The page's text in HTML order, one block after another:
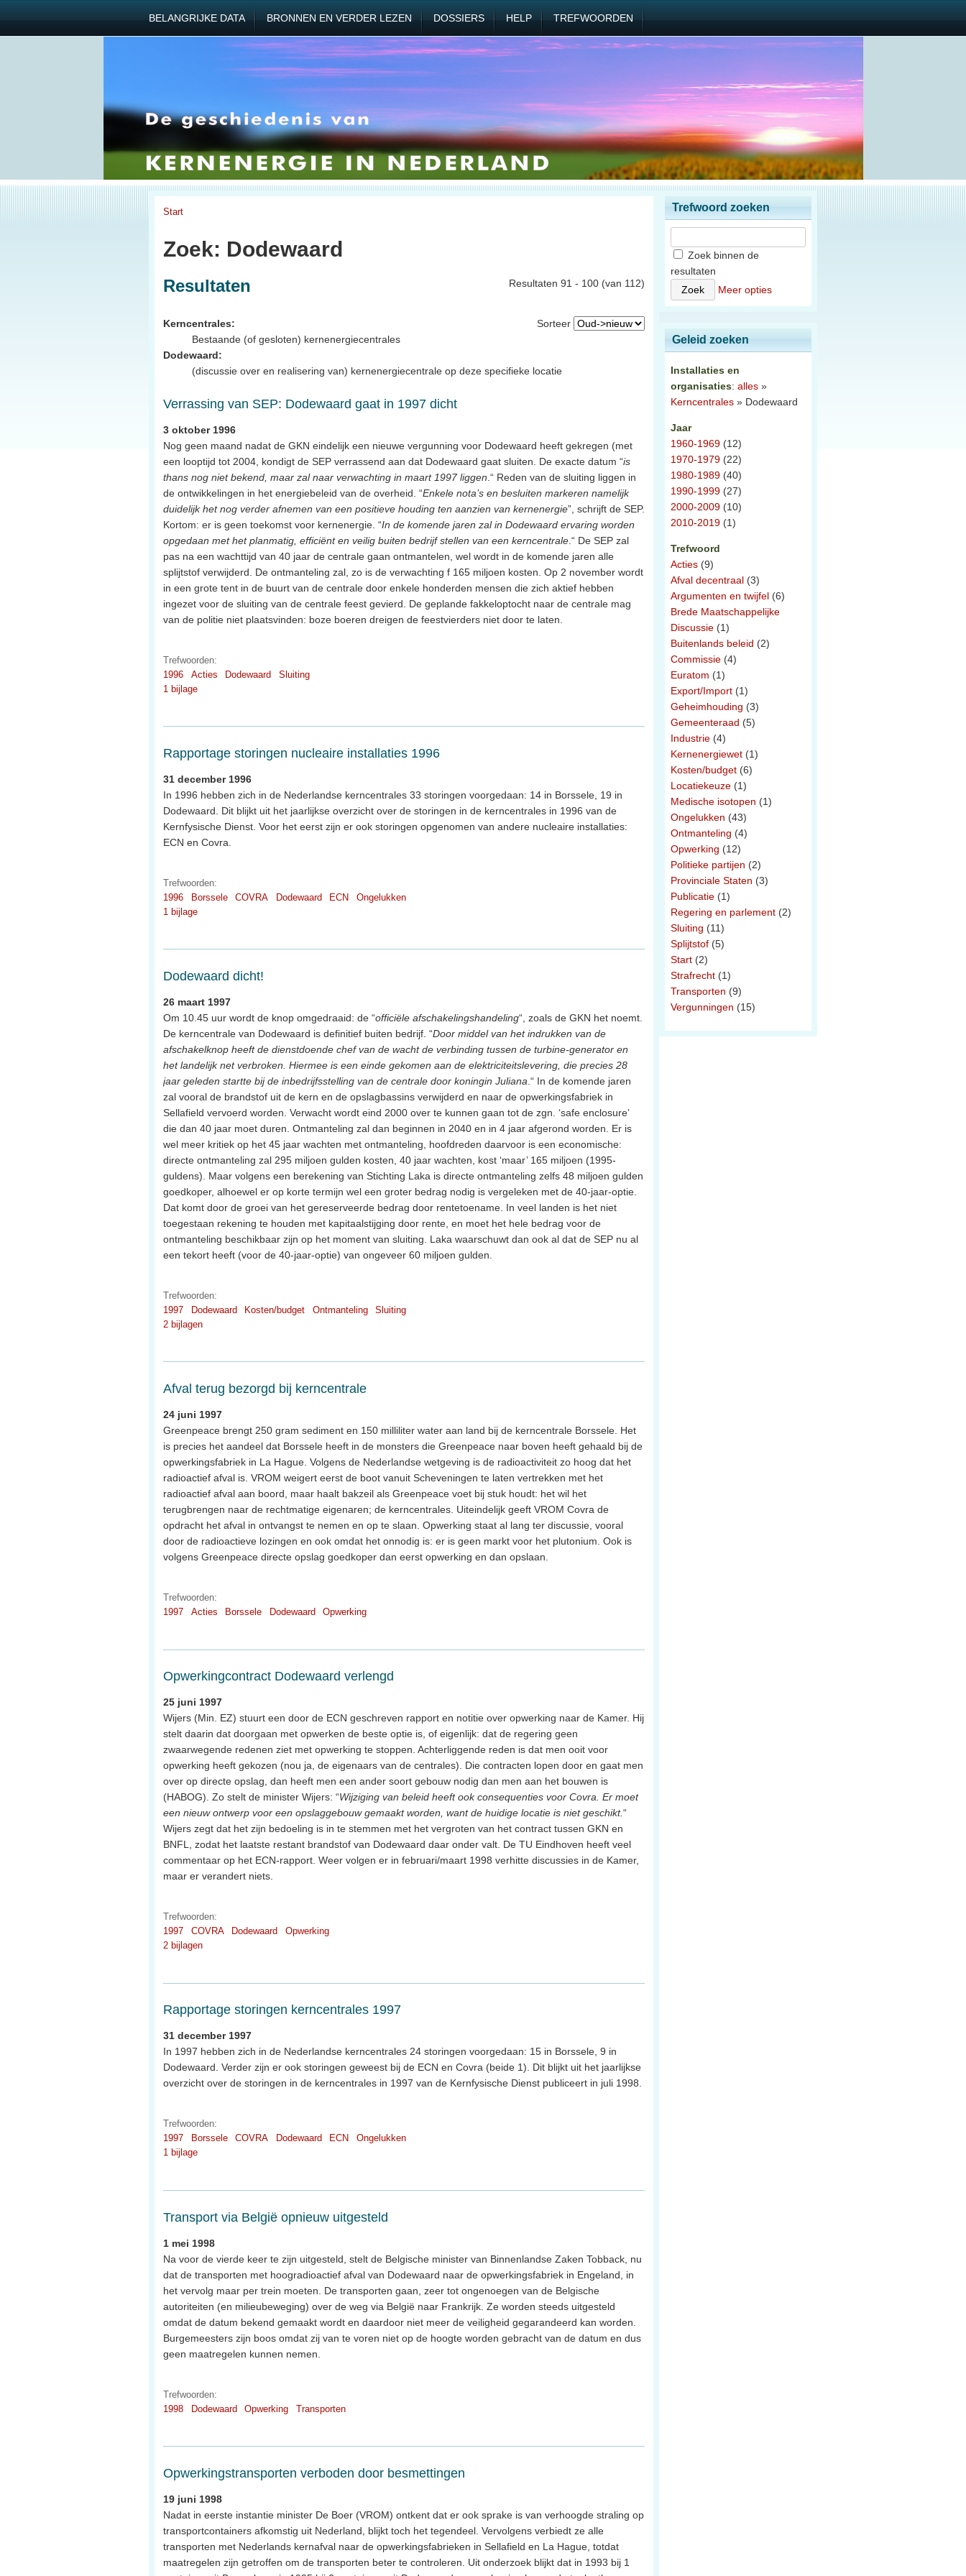
BELANGRIJKE DATA BRONNEN EN VERDER LEZEN DOSSIERS HELP TREFWOORDEN
Start
Zoek: Dodewaard
Resultaten 91 - 100 (van 112)
Resultaten
Sorteer
Kerncentrales:
Bestaande (of gesloten) kernenergiecentrales
Dodewaard:
(discussie over en realisering van) kernenergiecentrale op deze specifieke locatie
Verrassing van SEP: Dodewaard gaat in 1997 dicht
3 oktober 1996
Nog geen maand nadat de GKN eindelijk een nieuwe vergunning voor Dodewaard heeft gekregen (met
een looptijd tot 2004, kondigt de SEP verrassend aan dat Dodewaard gaat sluiten. De exacte datum “is
thans nog niet bekend, maar zal naar verwachting in maart 1997 liggen .“ Reden van de sluiting liggen in
de ontwikkelingen in het energiebeleid van de overheid. “Enkele nota’s en besluiten markeren namelijk
duidelijk het nog verder afnemen van een positieve houding ten aanzien van kernenergie”, schrijft de SEP.
Kortom: er is geen toekomst voor kernenergie. “In de komende jaren zal in Dodewaard ervaring worden
opgedaan met het planmatig, efficiënt en veilig buiten bedrijf stellen van een kerncentrale .“ De SEP zal
pas na een wachttijd van 40 jaar de centrale gaan ontmantelen, wel wordt in de komende jaren alle
splijtstof verwijderd. De ontmanteling zal, zo is de verwachting f 165 miljoen kosten. Op 2 november wordt
in een grote tent in de buurt van de centrale door enkele honderden mensen die zich aktief hebben
ingezet voor de sluiting van de centrale feest gevierd. De geplande fakkeloptocht naar de centrale mag
van de politie niet plaatsvinden: boze boeren dreigen de feestvierders niet door te laten.
Trefwoorden:
1996
Acties Dodewaard
Sluiting
1 bijlage
Rapportage storingen nucleaire installaties 1996
31 december 1996
In 1996 hebben zich in de Nederlandse kerncentrales 33 storingen voorgedaan: 14 in Borssele, 19 in
Dodewaard. Dit blijkt uit het jaarlijkse overzicht over de storingen in de kerncentrales in 1996 van de
Kernfysische Dienst. Voor het eerst zijn er ook storingen opgenomen van andere nucleaire installaties:
ECN en Covra.
Trefwoorden:
1996
Borssele COVRA Dodewaard ECN
Ongelukken
1 bijlage
Dodewaard dicht!
26 maart 1997
Om 10.45 uur wordt de knop omgedraaid: de “officiële afschakelingshandeling“, zoals de GKN het noemt.
De kerncentrale van Dodewaard is definitief buiten bedrijf. “Door middel van het indrukken van de
afschakelknop heeft de dienstdoende chef van de wacht de verbinding tussen de turbine-generator en
het landelijk net verbroken. Hiermee is een einde gekomen aan de elektriciteitslevering, die precies 28
jaar geleden startte bij de inbedrijfsstelling van de centrale door koningin Juliana .“ In de komende jaren
zal vooral de brandstof uit de kern en de opslagbassins verwijderd en naar de opwerkingsfabriek in
Sellafield vervoerd worden. Verwacht wordt eind 2000 over te kunnen gaan tot de zgn. ‘safe enclosure’
die dan 40 jaar moet duren. Ontmanteling zal dan beginnen in 2040 en in 4 jaar afgerond worden. Er is
wel meer kritiek op het 45 jaar wachten met ontmanteling, hoofdreden daarvoor is een economische:
directe ontmanteling zal 295 miljoen gulden kosten, 40 jaar wachten, kost ‘maar’ 165 miljoen (1995-
guldens). Maar volgens een berekening van Stichting Laka is directe ontmanteling zelfs 48 miljoen gulden
goedkoper, alhoewel er op korte termijn wel een groter bedrag nodig is vergeleken met de 40-jaar-optie.
Dat komt door de groei van het gereserveerde bedrag door rentetoename. In veel landen is het niet
toegestaan rekening te houden met kapitaalstijging door rente, en moet het hele bedrag voor de
ontmanteling beschikbaar zijn op het moment van sluiting. Laka waarschuwt dan ook al dat de SEP nu al
een tekort heeft (voor de 40-jaar-optie) van ongeveer 60 miljoen gulden.
Trefwoorden:
1997
Dodewaard Kosten/budget Ontmanteling
Sluiting
2 bijlagen
Afval terug bezorgd bij kerncentrale
24 juni 1997
Greenpeace brengt 250 gram sediment en 150 milliliter water aan land bij de kerncentrale Borssele. Het
is precies het aandeel dat Borssele heeft in de monsters die Greenpeace naar boven heeft gehaald bij de
opwerkingsfabriek in La Hague. Volgens de Nederlandse wetgeving is de radioactiviteit zo hoog dat het
radioactief afval is. VROM weigert eerst de boot vanuit Scheveningen te laten vertrekken met het
radioactief afval aan boord, maar haalt bakzeil als Greenpeace voet bij stuk houdt: het wil het
terugbrengen naar de rechtmatige eigenaren; de kerncentrales. Uiteindelijk geeft VROM Covra de
opdracht het afval in ontvangst te nemen en op te slaan. Opwerking staat al lang ter discussie, vooral
door de radioactieve lozingen en ook omdat het onnodig is: er is geen markt voor het plutonium. Ook is
volgens Greenpeace directe opslag goedkoper dan eerst opwerking en dan opslaan.
Trefwoorden:
1997
Acties Borssele Dodewaard Opwerking
Opwerkingcontract Dodewaard verlengd
25 juni 1997
Wijers (Min. EZ) stuurt een door de ECN geschreven rapport en notitie over opwerking naar de Kamer. Hij
stelt daarin dat doorgaan met opwerken de beste optie is, of eigenlijk: dat de regering geen
zwaarwegende redenen ziet met opwerking te stoppen. Achterliggende reden is dat men ooit voor
opwerking heeft gekozen (nou ja, de eigenaars van de centrales). Die contracten lopen door en gaat men
over op directe opslag, dan heeft men een ander soort gebouw nodig dan men aan het bouwen is
(HABOG). Zo stelt de minister Wijers: “Wijziging van beleid heeft ook consequenties voor Covra. Er moet
een nieuw ontwerp voor een opslaggebouw gemaakt worden, want de huidige locatie is niet geschikt.“
Wijers zegt dat het zijn bedoeling is in te stemmen met het vergroten van het contract tussen GKN en
BNFL, zodat het laatste restant brandstof van Dodewaard daar onder valt. De TU Eindhoven heeft veel
commentaar op het ECN-rapport. Weer volgen er in februari/maart 1998 verhitte discussies in de Kamer,
maar er verandert niets.
Trefwoorden:
1997
COVRA Dodewaard
Opwerking
2 bijlagen
Rapportage storingen kerncentrales 1997
31 december 1997
In 1997 hebben zich in de Nederlandse kerncentrales 24 storingen voorgedaan: 15 in Borssele, 9 in
Dodewaard. Verder zijn er ook storingen geweest bij de ECN en Covra (beide 1). Dit blijkt uit het jaarlijkse
overzicht over de storingen in de kerncentrales in 1997 van de Kernfysische Dienst publiceert in juli 1998.
Trefwoorden:
1997
Borssele COVRA Dodewaard ECN
Ongelukken
1 bijlage
Transport via België opnieuw uitgesteld
1 mei 1998
Na voor de vierde keer te zijn uitgesteld, stelt de Belgische minister van Binnenlandse Zaken Tobback, nu
dat de transporten met hoogradioactief afval van Dodewaard naar de opwerkingsfabriek in Engeland, in
het vervolg maar per trein moeten. De transporten gaan, zeer tot ongenoegen van de Belgische
autoriteiten (en milieubeweging) over de weg via België naar Frankrijk. Ze worden steeds uitgesteld
omdat de datum bekend gemaakt wordt en daardoor niet meer de veiligheid gegarandeerd kan worden.
Burgemeesters zijn boos omdat zij van te voren niet op de hoogte worden gebracht van de datum en dus
geen maatregelen kunnen nemen.
Trefwoorden:
1998
Dodewaard Opwerking Transporten
Opwerkingstransporten verboden door besmettingen
19 juni 1998
Nadat in eerste instantie minister De Boer (VROM) ontkent dat er ook sprake is van verhoogde straling op
transportcontainers afkomstig uit Nederland, blijkt toch het tegendeel. Vervolgens verbiedt ze alle
transporten met Nederlands kernafval naar de opwerkingsfabrieken in Sellafield en La Hague, totdat
maatregelen zijn getroffen om de transporten beter te controleren. Uit onderzoek blijkt dat in 1993 bij 1
Trefwoord zoeken
Zoek binnen de
resultaten
Meer opties
Geleid zoeken
Installaties en
organisaties: alles »
Kerncentrales » Dodewaard
Jaar
1960-1969 (12)
1970-1979 (22)
1980-1989 (40)
1990-1999 (27)
2000-2009 (10)
2010-2019 (1)
Trefwoord
Acties (9)
Afval decentraal (3)
Argumenten en twijfel (6)
Brede Maatschappelijke
Discussie (1)
Buitenlands beleid (2)
Commissie (4)
Euratom (1)
Export/Import (1)
Geheimhouding (3)
Gemeenteraad (5)
Industrie (4)
Kernenergiewet (1)
Kosten/budget (6)
Locatiekeuze (1)
Medische isotopen (1)
Ongelukken (43)
Ontmanteling (4)
Opwerking (12)
Politieke partijen (2)
Provinciale Staten (3)
Publicatie (1)
Regering en parlement (2)
Sluiting (11)
Splijtstof (5)
Start (2)
Strafrecht (1)
Transporten (9)
Vergunningen (15)